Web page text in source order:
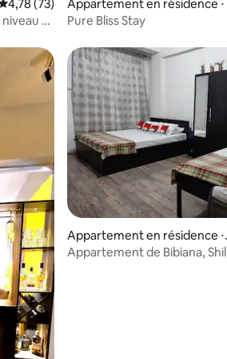
moyenne sur la base de 73
4,78 (73)
1
Appartement en résidence ⋅
uwahati
Pure Bliss Stay
: 4,67 sur 5
Appartement en résidence ⋅
hillong
Appartement de Bibiana,